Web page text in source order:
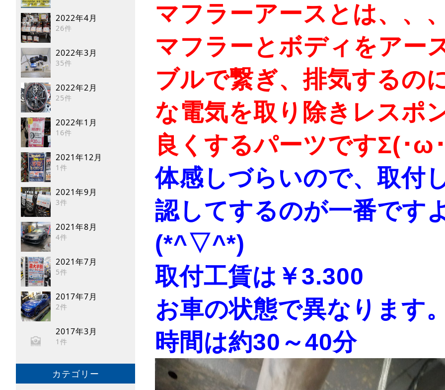
2022年4月
26件
2022年3月
35件
2022年2月
25件
2022年1月
16件
2021年12月
1件
2021年9月
3件
2021年8月
4件
2021年7月
5件
2017年7月
2件
2017年3月
1件
カテゴリー
マフラーアースとは、、
マフラーとボディをアー
ブルで繋ぎ、排気するの
な電気を取り除きレスポ
良くするパーツですΣ(･ω
体感しづらいので、取付
認してするのが一番です
(*^▽^*)
取付工賃は￥3.300
お車の状態で異なります
時間は約30～40分